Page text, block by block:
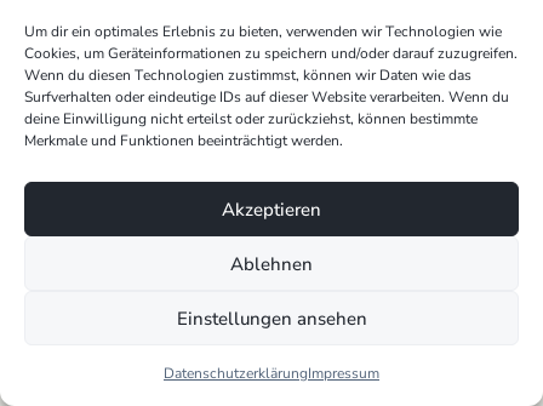
Um dir ein optimales Erlebnis zu bieten, verwenden wir Technologien wie
Cookies, um Geräteinformationen zu speichern und/oder darauf zuzugreifen.
Wenn du diesen Technologien zustimmst, können wir Daten wie das
Surfverhalten oder eindeutige IDs auf dieser Website verarbeiten. Wenn du
deine Einwilligung nicht erteilst oder zurückziehst, können bestimmte
Merkmale und Funktionen beeinträchtigt werden.
Akzeptieren
Ablehnen
Einstellungen ansehen
DatenschutzerklärungImpressum
KI im Unternehmen praktisch
umsetzen?
AI Cowork ist einKI-Systemfür Unternehmen, das
E-Mails, Meeting-Zusammenfassungen, KI-CRM,
automatische Aufgabenverteilung und vieles mehr
unterstützt. DSGVO-konform und individuell auf
KI System ansehen